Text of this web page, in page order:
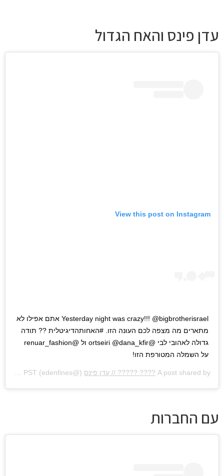
עדן פינס והאח הגדול
View this post on Instagram
Yesterday night was crazy!!! @bigbrotherisrael אתם אפילו לא
מתארים מה מצפה לכם העונה הזו. #האחותהדיגיטלית ?? תודה
גדולה לאהובי לבי @ortseiri @dana_kfir ול @renuar_fashion
על השמלה המטורפת הזו!
A post shared by ???? ????? // עדן פינס (@edenfines) on
Jan 2, 2020 at 12:50am PST
עם החברות